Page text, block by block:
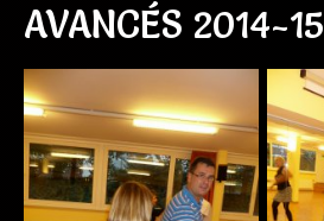
AVANCÉS 2014-15